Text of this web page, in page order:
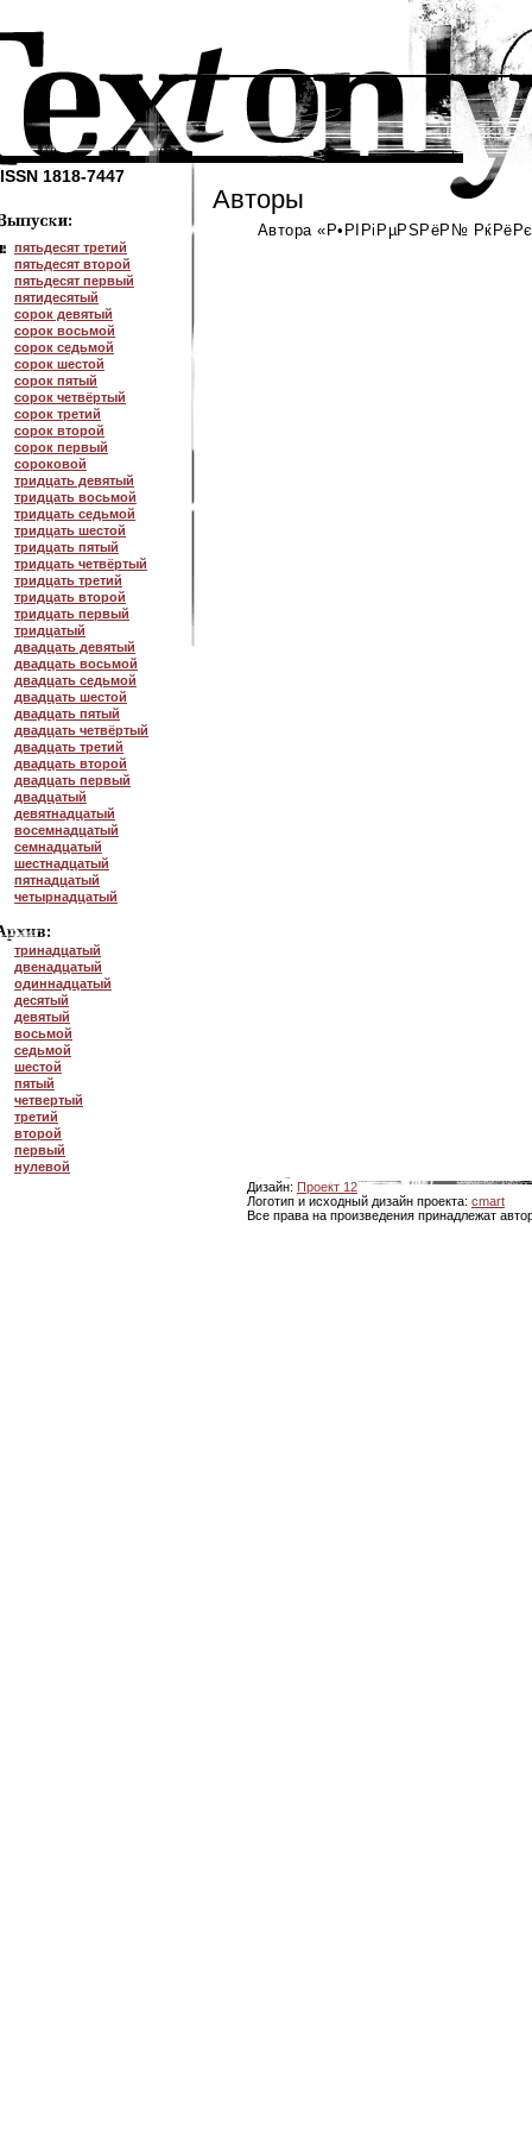
ISSN 1818-7447
пятьдесят третий
пятьдесят второй
пятьдесят первый
пятидесятый
сорок девятый
сорок восьмой
сорок седьмой
сорок шестой
сорок пятый
сорок четвёртый
сорок третий
сорок второй
сорок первый
сороковой
тридцать девятый
тридцать восьмой
тридцать седьмой
тридцать шестой
тридцать пятый
тридцать четвёртый
тридцать третий
тридцать второй
тридцать первый
тридцатый
двадцать девятый
двадцать восьмой
двадцать седьмой
двадцать шестой
двадцать пятый
двадцать четвёртый
двадцать третий
двадцать второй
двадцать первый
двадцатый
девятнадцатый
восемнадцатый
семнадцатый
шестнадцатый
пятнадцатый
четырнадцатый
тринадцатый
двенадцатый
одиннадцатый
десятый
девятый
восьмой
седьмой
шестой
пятый
четвертый
третий
второй
первый
нулевой
Авторы
Автора «Р•РІРіРµРЅРёР№
Дизайн: Проект 12
Логотип и исходный дизайн проекта: cmart
Все права на произведения принадлежат